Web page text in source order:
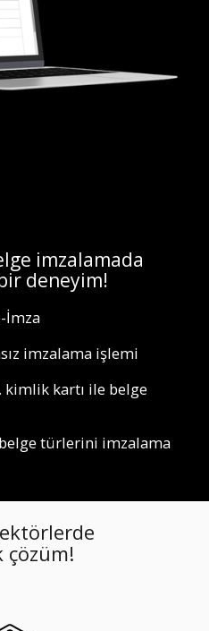
imzalamada
deneyim!
İmza
imzalama işlemi
kimlik kartı ile belge
türlerini imzalama
çözüm!